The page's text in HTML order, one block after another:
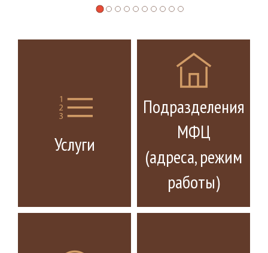
Услуги
Подразделения
МФЦ
(адреса, режим
работы)